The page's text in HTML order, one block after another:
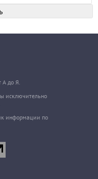
до Я.
исключительно
информации по